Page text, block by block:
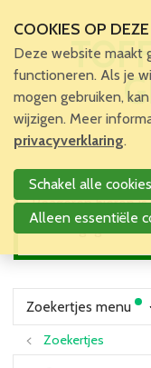
Reageren hierop
contactgegevens
Zoekertjes menu
Zoekertjes
COOKIES OP
Deze website maakt
functioneren. Als je
mogen gebruiken,
wijzigen. Meer
privacyverklaring.
Schakel alle
Alleen essentiële